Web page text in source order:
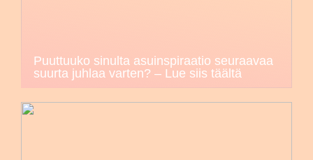
Puuttuuko sinulta asuinspiraatio seuraavaa
suurta juhlaa varten? – Lue siis täältä